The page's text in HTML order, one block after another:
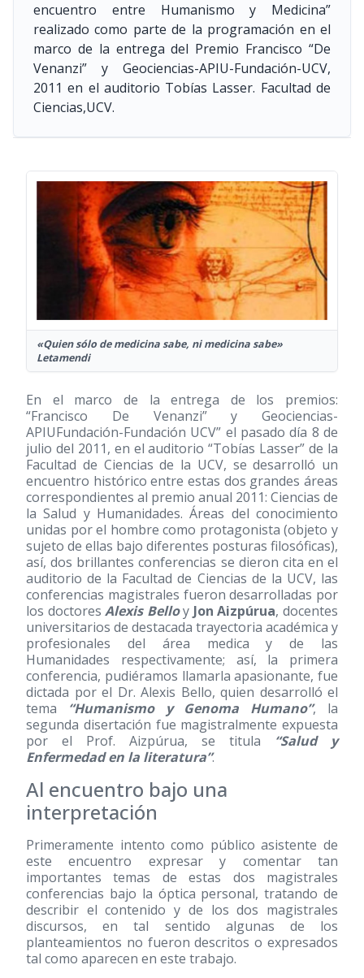
encuentro entre Humanismo y Medicina”
realizado como parte de la programación en el
marco de la entrega del Premio Francisco “De
Venanzi” y Geociencias-APIU-Fundación-UCV,
2011 en el auditorio Tobías Lasser. Facultad de
Ciencias,UCV.
«Quien sólo de medicina sabe, ni medicina sabe»
Letamendi
En el marco de la entrega de los premios:
“Francisco De Venanzi” y Geociencias-
APIUFundación-Fundación UCV” el pasado día 8 de
julio del 2011, en el auditorio “Tobías Lasser” de la
Facultad de Ciencias de la UCV, se desarrolló un
encuentro histórico entre estas dos grandes áreas
correspondientes al premio anual 2011: Ciencias de
la Salud y Humanidades. Áreas del conocimiento
unidas por el hombre como protagonista (objeto y
sujeto de ellas bajo diferentes posturas filosóficas),
así, dos brillantes conferencias se dieron cita en el
auditorio de la Facultad de Ciencias de la UCV, las
conferencias magistrales fueron desarrolladas por
los doctoresAlexis Belloy Jon Aizpúrua, docentes
universitarios de destacada trayectoria académica y
profesionales del área medica y de las
Humanidades respectivamente; así, la primera
conferencia, pudiéramos llamarla apasionante, fue
dictada por el Dr. Alexis Bello, quien desarrolló el
tema “Humanismo y Genoma Humano”, la
segunda disertación fue magistralmente expuesta
por el Prof. Aizpúrua, se titula “Salud y
Enfermedad en la literatura”.
Al encuentro bajo una
interpretación
Primeramente intento como público asistente de
este encuentro expresar y comentar tan
importantes temas de estas dos magistrales
conferencias bajo la óptica personal, tratando de
describir el contenido y de los dos magistrales
discursos, en tal sentido algunas de los
planteamientos no fueron descritos o expresados
tal como aparecen en este trabajo.